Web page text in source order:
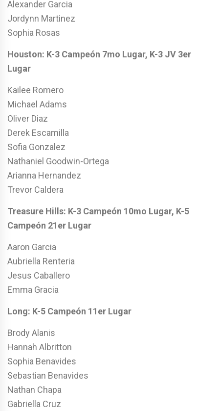
Alexander Garcia
Jordynn Martinez
Sophia Rosas
Houston: K-3 Campeón 7mo Lugar, K-3 JV 3er
Lugar
Kailee Romero
Michael Adams
Oliver Diaz
Derek Escamilla
Sofia Gonzalez
Nathaniel Goodwin-Ortega
Arianna Hernandez
Trevor Caldera
Treasure Hills: K-3 Campeón 10mo Lugar, K-5
Campeón 21er Lugar
Aaron Garcia
Aubriella Renteria
Jesus Caballero
Emma Gracia
Long: K-5 Campeón 11er Lugar
Brody Alanis
Hannah Albritton
Sophia Benavides
Sebastian Benavides
Nathan Chapa
Gabriella Cruz